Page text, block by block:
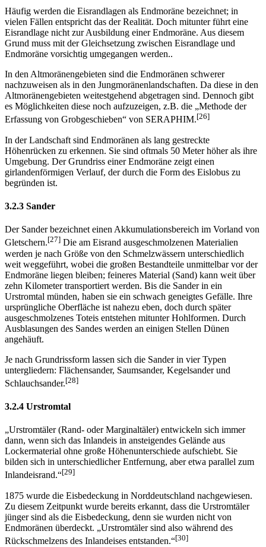
Häufig werden die Eisrandlagen als Endmoräne bezeichnet; in
vielen Fällen entspricht das der Realität. Doch mitunter führt eine
Eisrandlage nicht zur Ausbildung einer Endmoräne. Aus diesem
Grund muss mit der Gleichsetzung zwischen Eisrandlage und
Endmoräne vorsichtig umgegangen werden..
In den Altmoränengebieten sind die Endmoränen schwerer
nachzuweisen als in den Jungmoränenlandschaften. Da diese in den
Altmoränengebieten weitestgehend abgetragen sind. Dennoch gibt
es Möglichkeiten diese noch aufzuzeigen, z.B. die „Methode der
Erfassung von Grobgeschieben“ von SERAPHIM.[26]
In der Landschaft sind Endmoränen als lang gestreckte
Höhenrücken zu erkennen. Sie sind oftmals 50 Meter höher als ihre
Umgebung. Der Grundriss einer Endmoräne zeigt einen
girlandenförmigen Verlauf, der durch die Form des Eislobus zu
begründen ist.
3.2.3 Sander
Der Sander bezeichnet einen Akkumulationsbereich im Vorland von
Gletschern.[27] Die am Eisrand ausgeschmolzenen Materialien
werden je nach Größe von den Schmelzwässern unterschiedlich
weit weggeführt, wobei die großen Bestandteile unmittelbar vor der
Endmoräne liegen bleiben; feineres Material (Sand) kann weit über
zehn Kilometer transportiert werden. Bis die Sander in ein
Urstromtal münden, haben sie ein schwach geneigtes Gefälle. Ihre
ursprüngliche Oberfläche ist nahezu eben, doch durch später
ausgeschmolzenes Toteis entstehen mitunter Hohlformen. Durch
Ausblasungen des Sandes werden an einigen Stellen Dünen
angehäuft.
Je nach Grundrissform lassen sich die Sander in vier Typen
untergliedern: Flächensander, Saumsander, Kegelsander und
Schlauchsander.[28]
3.2.4 Urstromtal
„Urstromtäler (Rand- oder Marginaltäler) entwickeln sich immer
dann, wenn sich das Inlandeis in ansteigendes Gelände aus
Lockermaterial ohne große Höhenunterschiede aufschiebt. Sie
bilden sich in unterschiedlicher Entfernung, aber etwa parallel zum
Inlandeisrand.“[29]
1875 wurde die Eisbedeckung in Norddeutschland nachgewiesen.
Zu diesem Zeitpunkt wurde bereits erkannt, dass die Urstromtäler
jünger sind als die Eisbedeckung, denn sie wurden nicht von
Endmoränen überdeckt. „Urstromtäler sind also während des
Rückschmelzens des Inlandeises entstanden.“[30]